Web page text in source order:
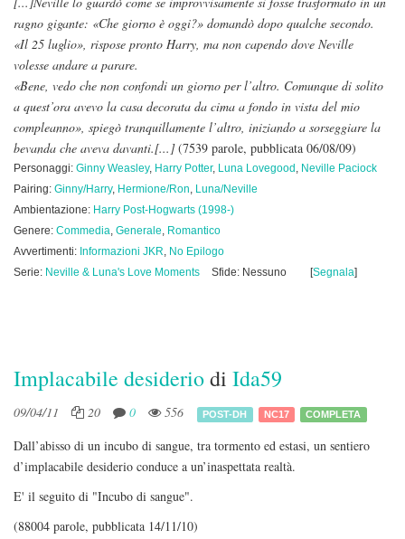
ragno gigante: «Che giorno è oggi?» domandò dopo qualche secondo.
«Il 25 luglio», rispose pronto Harry, ma non capendo dove Neville
volesse andare a parare.
«Bene, vedo che non confondi un giorno per l’altro. Comunque di solito
a quest’ora avevo la casa decorata da cima a fondo in vista del mio
compleanno», spiegò tranquillamente l’altro, iniziando a sorseggiare la
bevanda che aveva davanti.[...] (7539 parole, pubblicata 06/08/09)
Personaggi: Ginny Weasley, Harry Potter, Luna Lovegood , Neville Paciock
Pairing: Ginny/Harry, Hermione/Ron, Luna/Neville
Ambientazione: Harry Post-Hogwarts (1998-)
Genere: Commedia, Generale, Romantico
Avvertimenti: Informazioni JKR, No Epilogo
Serie: Neville & Luna's Love Moments Sfide: Nessuno [Segnala]
Implacabile desideriodi Ida59
09/04/11 20 0 556 POST-DH NC17 COMPLETA
Dall’abisso di un incubo di sangue, tra tormento ed estasi, un sentiero
d’implacabile desiderio conduce a un’inaspettata realtà.
E' il seguito di "Incubo di sangue".
(88004 parole, pubblicata 14/11/10)